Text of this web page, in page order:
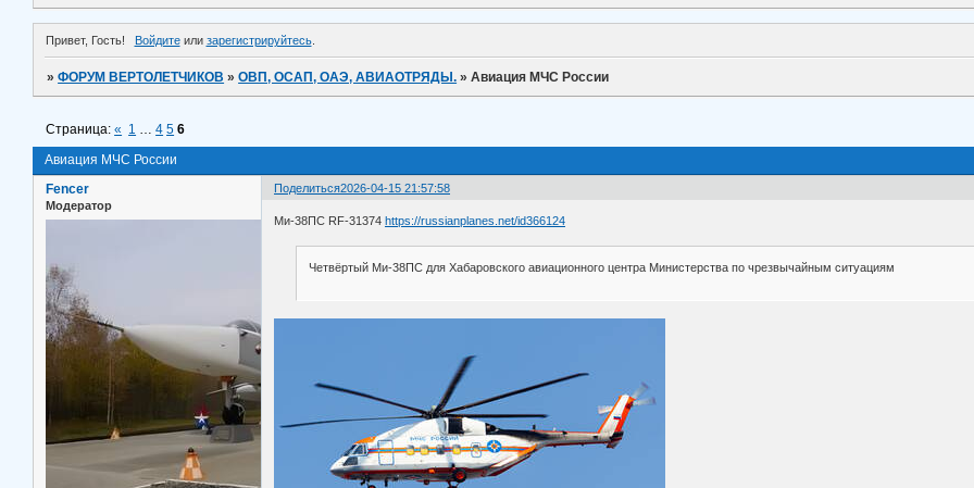
Привет, Гость! Войдитеили зарегистрируйтесь.
»ФОРУМ ВЕРТОЛЕТЧИКОВ »ОВП, ОСАП, ОАЭ, АВИАОТРЯДЫ. »Авиация МЧС России
Авиация МЧС России
Страница:« 1 … 4 5 6
Поделиться2026-04-15 21:57:58
Fencer
Модератор
Ми-38ПС RF-31374https://russianplanes.net/id366124
Четвёртый Ми-38ПС для Хабаровского авиационного центра Министерства по чрезвычайным ситуациям